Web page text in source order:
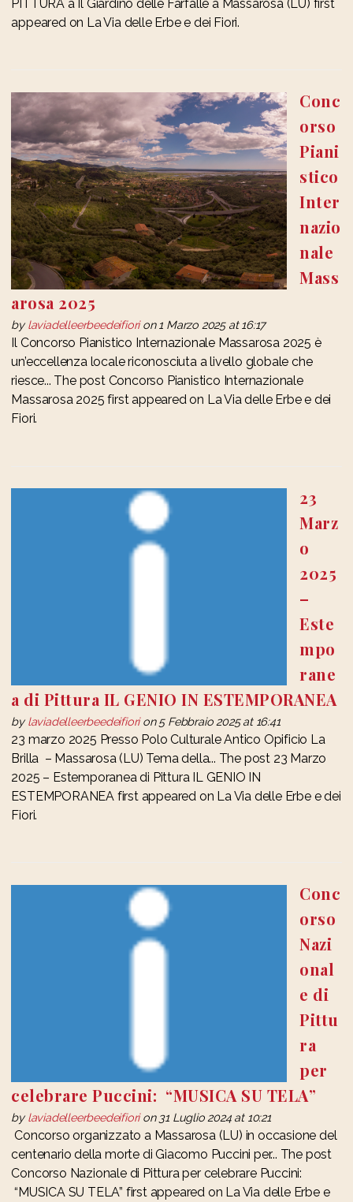
PITTURA a Il Giardino delle Farfalle a Massarosa (LU) first
appeared on La Via delle Erbe e dei Fiori.
Conc
orso
Piani
stico
Inter
nazio
nale
Mass
arosa 2025
bylaviadelleerbeedeifiorion 1 Marzo 2025 at 16:17
Il Concorso Pianistico Internazionale Massarosa 2025 è
un’eccellenza locale riconosciuta a livello globale che
riesce... The post Concorso Pianistico Internazionale
Massarosa 2025 first appeared on La Via delle Erbe e dei
Fiori.
23
Marz
o
2025
–
Este
mpo
rane
a di Pittura IL GENIO IN ESTEMPORANEA
bylaviadelleerbeedeifiorion 5 Febbraio 2025 at 16:41
23 marzo 2025 Presso Polo Culturale Antico Opificio La
Brilla – Massarosa (LU) Tema della... The post 23 Marzo
2025 – Estemporanea di Pittura IL GENIO IN
ESTEMPORANEA first appeared on La Via delle Erbe e dei
Fiori.
Conc
orso
Nazi
onal
e di
Pittu
ra
per
celebrare Puccini: “MUSICA SU TELA”
bylaviadelleerbeedeifiorion 31 Luglio 2024 at 10:21
Concorso organizzato a Massarosa (LU) in occasione del
centenario della morte di Giacomo Puccini per... The post
Concorso Nazionale di Pittura per celebrare Puccini:
“MUSICA SU TELA” first appeared on La Via delle Erbe e